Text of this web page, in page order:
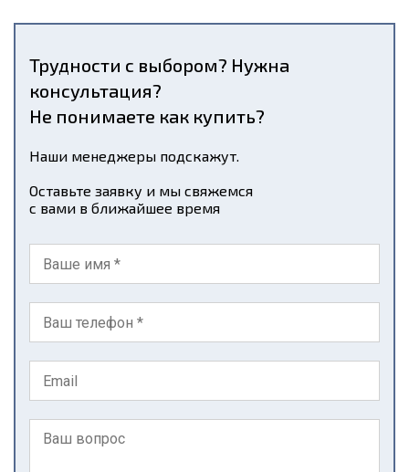
Трудности с выбором? Нужна
консультация?
Не понимаете как купить?
Наши менеджеры подскажут.
Оставьте заявку и мы свяжемся
с вами в ближайшее время